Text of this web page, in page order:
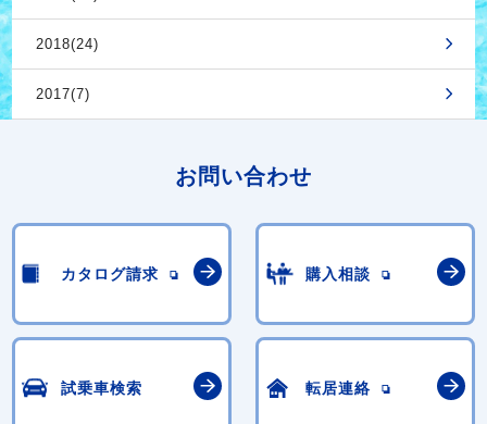
2018(24)
2017(7)
お問い合わせ
カタログ請求 購入相談
試乗車検索 転居連絡